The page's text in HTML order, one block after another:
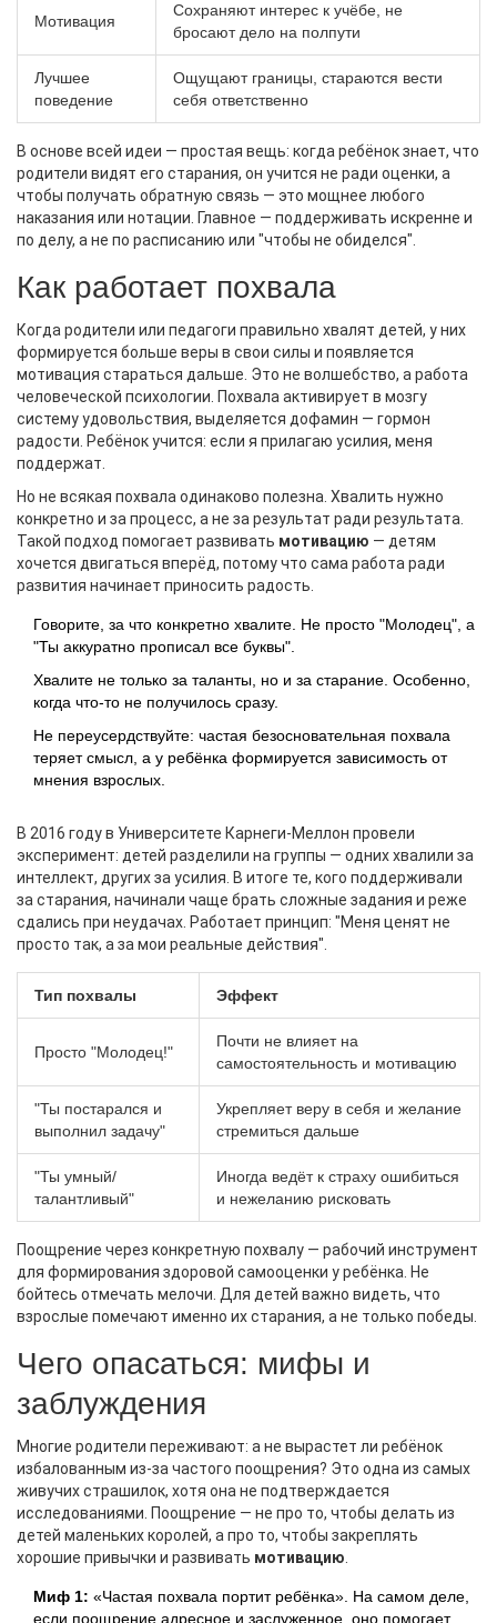
Мотивация
Сохраняют интерес к учёбе, не
бросают дело на полпути
Лучшее
поведение
Ощущают границы, стараются вести
себя ответственно
В основе всей идеи — простая вещь: когда ребёнок знает, что
родители видят его старания, он учится не ради оценки, а
чтобы получать обратную связь — это мощнее любого
наказания или нотации. Главное — поддерживать искренне и
по делу, а не по расписанию или "чтобы не обиделся".
Как работает похвала
Когда родители или педагоги правильно хвалят детей, у них
формируется больше веры в свои силы и появляется
мотивация стараться дальше. Это не волшебство, а работа
человеческой психологии. Похвала активирует в мозгу
систему удовольствия, выделяется дофамин — гормон
радости. Ребёнок учится: если я прилагаю усилия, меня
поддержат.
Но не всякая похвала одинаково полезна. Хвалить нужно
конкретно и за процесс, а не за результат ради результата.
Такой подход помогает развивать мотивацию — детям
хочется двигаться вперёд, потому что сама работа ради
развития начинает приносить радость.
Говорите, за что конкретно хвалите. Не просто "Молодец", а
"Ты аккуратно прописал все буквы".
Хвалите не только за таланты, но и за старание. Особенно,
когда что-то не получилось сразу.
Не переусердствуйте: частая безосновательная похвала
теряет смысл, а у ребёнка формируется зависимость от
мнения взрослых.
В 2016 году в Университете Карнеги-Меллон провели
эксперимент: детей разделили на группы — одних хвалили за
интеллект, других за усилия. В итоге те, кого поддерживали
за старания, начинали чаще брать сложные задания и реже
сдались при неудачах. Работает принцип: "Меня ценят не
просто так, а за мои реальные действия".
Тип похвалы Эффект
Просто "Молодец!"
Почти не влияет на
самостоятельность и мотивацию
"Ты постарался и
выполнил задачу"
Укрепляет веру в себя и желание
стремиться дальше
"Ты умный/
талантливый"
Иногда ведёт к страху ошибиться
и нежеланию рисковать
Поощрение через конкретную похвалу — рабочий инструмент
для формирования здоровой самооценки у ребёнка. Не
бойтесь отмечать мелочи. Для детей важно видеть, что
взрослые помечают именно их старания, а не только победы.
Чего опасаться: мифы и
заблуждения
Многие родители переживают: а не вырастет ли ребёнок
избалованным из-за частого поощрения? Это одна из самых
живучих страшилок, хотя она не подтверждается
исследованиями. Поощрение — не про то, чтобы делать из
детей маленьких королей, а про то, чтобы закреплять
хорошие привычки и развивать мотивацию
Миф 1: «Частая похвала портит ребёнка». На самом деле,
если поощрение адресное и заслуженное, оно помогает